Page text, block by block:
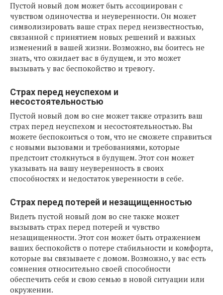
Пустой новый дом может быть ассоциирован с
чувством одиночества и неуверенности. Он может
символизировать ваше страх перед неизвестностью,
связанной с принятием новых решений и важных
изменений в вашей жизни. Возможно, вы боитесь не
знать, что ожидает вас в будущем, и это может
вызывать у вас беспокойство и тревогу.
Страх перед неуспехом и
несостоятельностью
Пустой новый дом во сне может также отразить ваш
страх перед неуспехом и несостоятельностью. Вы
можете беспокоиться о том, что не сможете справиться
с новыми вызовами и требованиями, которые
предстоит столкнуться в будущем. Этот сон может
указывать на вашу неуверенность в своих
способностях и недостаток уверенности в себе.
Страх перед потерей и незащищенностью
Видеть пустой новый дом во сне также может
вызывать страх перед потерей и чувство
незащищенности. Этот сон может быть отражением
ваших беспокойств о потере стабильности и комфорта,
которые вы связываете с домом. Возможно, у вас есть
сомнения относительно своей способности
обеспечить себя и свою семью в новой ситуации или
окружении.